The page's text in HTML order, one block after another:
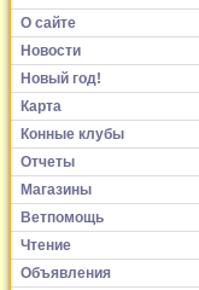
О сайте
Новости
Новый год!
Карта
Конные клубы
Отчеты
Магазины
Ветпомощь
Чтение
Объявления